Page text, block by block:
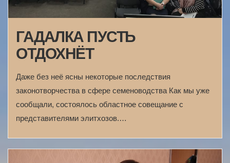
ГАДАЛКА ПУСТЬ
ОТДОХНЁТ
Даже без неё ясны некоторые последствия
законотворчества в сфере семеноводства Как мы уже
сообщали, состоялось областное совещание с
представителями элитхозов.…